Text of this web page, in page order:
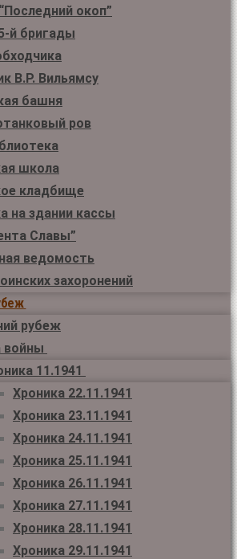
окоп”
й бригады
В.Р. Вильямсу
башня
ров
школа
кладбище
на здании кассы
Славы”
ведомость
захоронений
рубеж
войны
11.1941
Хроника 22.11.1941
Хроника 23.11.1941
Хроника 24.11.1941
Хроника 25.11.1941
Хроника 26.11.1941
Хроника 27.11.1941
Хроника 28.11.1941
Хроника 29.11.1941